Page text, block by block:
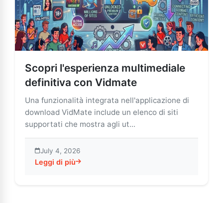
Scopri l'esperienza multimediale
definitiva con Vidmate
Una funzionalità integrata nell'applicazione di
download VidMate include un elenco di siti
supportati che mostra agli ut...
July 4, 2026
Leggi di più
about Scopri l'esperienza multimediale definitiva con